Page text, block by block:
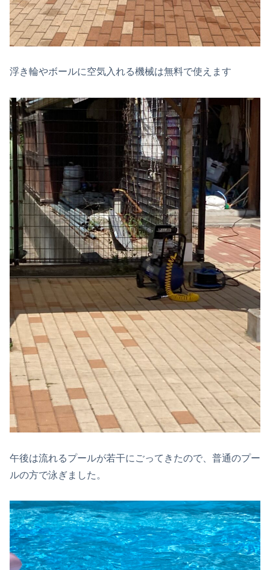
浮き輪やボールに空気入れる機械は無料で使えます
午後は流れるプールが若干にごってきたので、普通のプー
ルの方で泳ぎました。